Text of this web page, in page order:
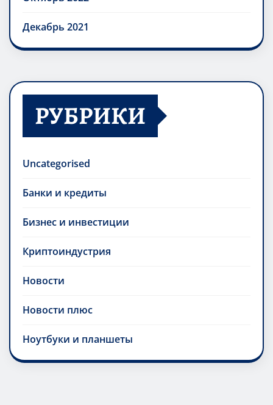
Декабрь 2021
РУБРИКИ
Uncategorised
Банки и кредиты
Бизнес и инвестиции
Криптоиндустрия
Новости
Новости плюс
Ноутбуки и планшеты